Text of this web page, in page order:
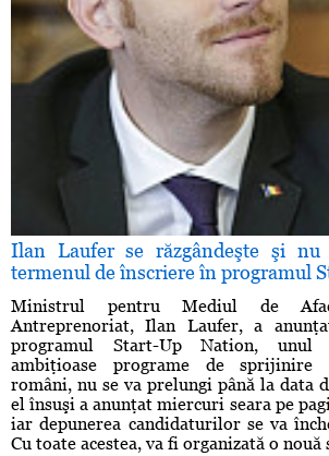
Ilan Laufer se răzgândeşte şi nu
termenul de înscriere în programul
Ministrul pentru Mediul de
Antreprenoriat, Ilan Laufer, a
programul Start-Up Nation,
ambiţioase programe de sprijinire
români, nu se va prelungi până la data
el însuşi a anunţat miercuri seara pe
iar depunerea candidaturilor se va
Cu toate acestea, va fi organizată o nouă